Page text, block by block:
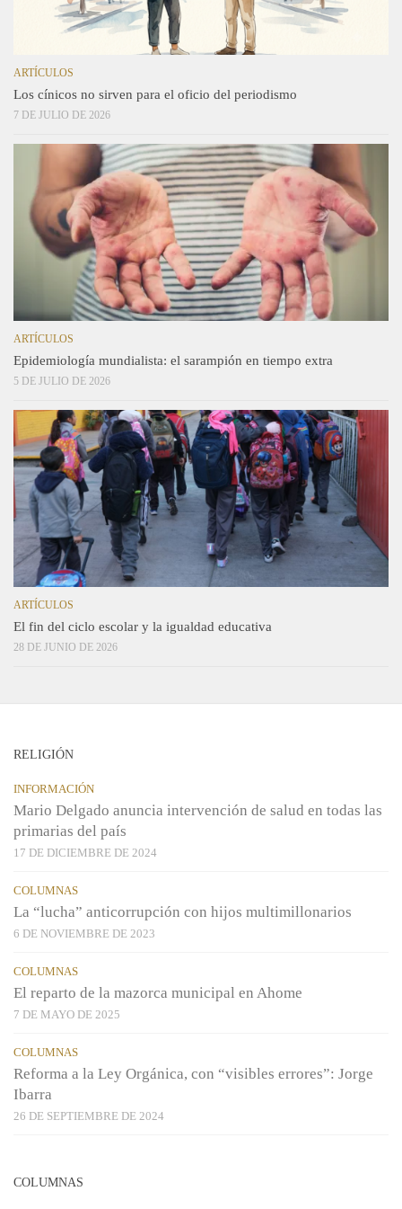
ARTÍCULOS
Los cínicos no sirven para el oficio del periodismo
7 DE JULIO DE 2026
ARTÍCULOS
Epidemiología mundialista: el sarampión en tiempo extra
5 DE JULIO DE 2026
ARTÍCULOS
El fin del ciclo escolar y la igualdad educativa
28 DE JUNIO DE 2026
RELIGIÓN
INFORMACIÓN
Mario Delgado anuncia intervención de salud en todas las
primarias del país
17 DE DICIEMBRE DE 2024
COLUMNAS
La “lucha” anticorrupción con hijos multimillonarios
6 DE NOVIEMBRE DE 2023
COLUMNAS
El reparto de la mazorca municipal en Ahome
7 DE MAYO DE 2025
COLUMNAS
Reforma a la Ley Orgánica, con “visibles errores”: Jorge
Ibarra
26 DE SEPTIEMBRE DE 2024
COLUMNAS